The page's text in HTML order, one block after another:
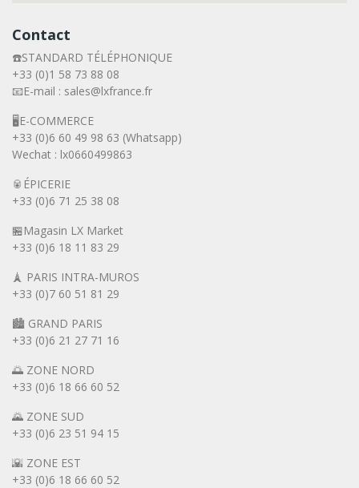
Contact
☎️STANDARD TÉLÉPHONIQUE
+33 (0)1 58 73 88 08
📧E-mail : sales@lxfrance.fr
🖥️E-COMMERCE
+33 (0)6 60 49 98 63 (Whatsapp)
Wechat : lx0660499863
🥫ÉPICERIE
+33 (0)6 71 25 38 08
🏪Magasin LX Market
+33 (0)6 18 11 83 29
🗼 PARIS INTRA-MUROS
+33 (0)7 60 51 81 29
🏙️ GRAND PARIS
+33 (0)6 21 27 71 16
🌅 ZONE NORD
+33 (0)6 18 66 60 52
🌄 ZONE SUD
+33 (0)6 23 51 94 15
🌇 ZONE EST
+33 (0)6 18 66 60 52